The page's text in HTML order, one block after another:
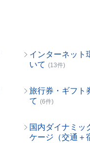
インターネット
いて (13件)
旅行券・ギフト
て (6件)
国内ダイナミッ
ケージ（交通＋